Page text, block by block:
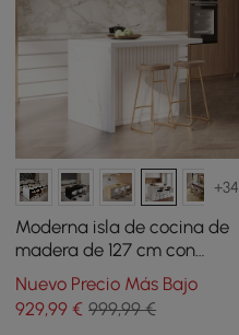
+34
Moderna isla de cocina de
madera de 127 cm con
cajones y gabinetes,
blanca
Nuevo Precio Más Bajo
929,99 € 999,99 €